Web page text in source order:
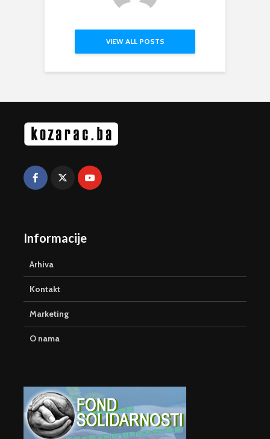
VIEW ALL POSTS
Informacije
Arhiva
Kontakt
Marketing
O nama